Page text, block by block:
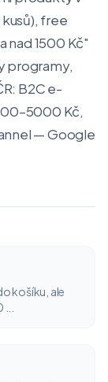
free
nad 1500 Kč"
programy,
B2C e-
Kč,
— Google
košíku, ale